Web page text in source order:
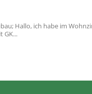
Hallo, ich habe im
GK...